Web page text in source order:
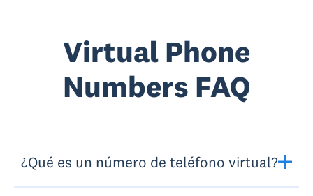
Virtual Phone
Numbers FAQ
¿Qué es un número de teléfono virtual?